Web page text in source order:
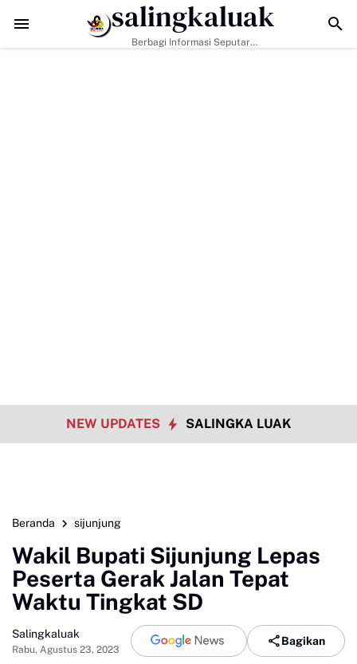
Data Sosial Jadi Kunci, Hj. Aida Dorong Nagari Aktif Pastikan
salingkaluak
Berbagi Informasi Seputar
NEW UPDATES SALINGKA LUAK
Beranda sijunjung
Wakil Bupati Sijunjung Lepas
Peserta Gerak Jalan Tepat
Waktu Tingkat SD
Salingkaluak
Rabu, Agustus 23, 2023
Bagikan